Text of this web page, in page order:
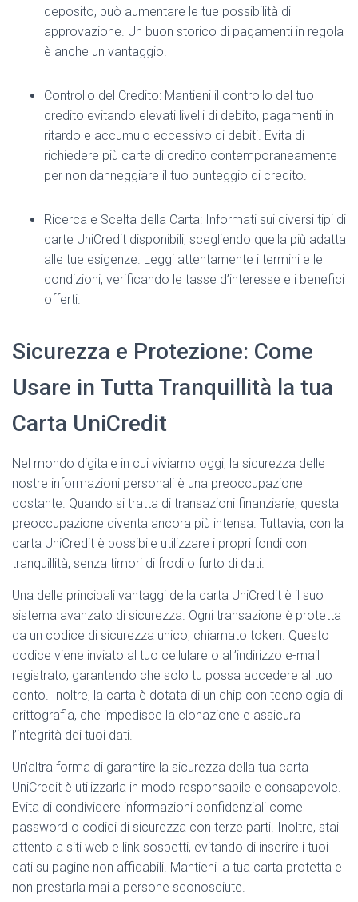
deposito, può aumentare le tue possibilità di
approvazione. Un buon storico di pagamenti in regola
è anche un vantaggio.
Controllo del Credito: Mantieni il controllo del tuo
credito evitando elevati livelli di debito, pagamenti in
ritardo e accumulo eccessivo di debiti. Evita di
richiedere più carte di credito contemporaneamente
per non danneggiare il tuo punteggio di credito.
Ricerca e Scelta della Carta: Informati sui diversi tipi di
carte UniCredit disponibili, scegliendo quella più adatta
alle tue esigenze. Leggi attentamente i termini e le
condizioni, verificando le tasse d’interesse e i benefici
offerti.
Sicurezza e Protezione: Come
Usare in Tutta Tranquillità la tua
Carta UniCredit
Nel mondo digitale in cui viviamo oggi, la sicurezza delle
nostre informazioni personali è una preoccupazione
costante. Quando si tratta di transazioni finanziarie, questa
preoccupazione diventa ancora più intensa. Tuttavia, con la
carta UniCredit è possibile utilizzare i propri fondi con
tranquillità, senza timori di frodi o furto di dati.
Una delle principali vantaggi della carta UniCredit è il suo
sistema avanzato di sicurezza. Ogni transazione è protetta
da un codice di sicurezza unico, chiamato token. Questo
codice viene inviato al tuo cellulare o all’indirizzo e-mail
registrato, garantendo che solo tu possa accedere al tuo
conto. Inoltre, la carta è dotata di un chip con tecnologia di
crittografia, che impedisce la clonazione e assicura
l’integrità dei tuoi dati.
Un’altra forma di garantire la sicurezza della tua carta
UniCredit è utilizzarla in modo responsabile e consapevole.
Evita di condividere informazioni confidenziali come
password o codici di sicurezza con terze parti. Inoltre, stai
attento a siti web e link sospetti, evitando di inserire i tuoi
dati su pagine non affidabili. Mantieni la tua carta protetta e
non prestarla mai a persone sconosciute.